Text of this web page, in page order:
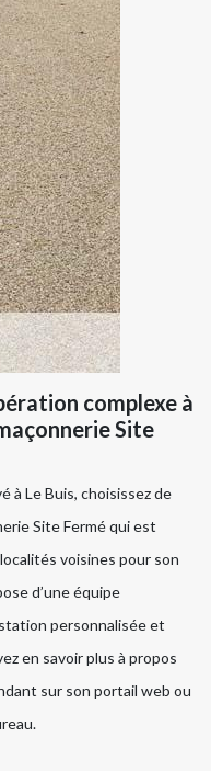
complexe à
Site
à Le Buis, choisissez de
Site Fermé qui est
voisines pour son
d’une équipe
personnalisée et
en savoir plus à propos
sur son portail web ou